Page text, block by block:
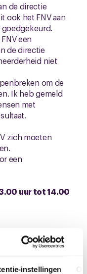
instellingen
de directie
ook het FNV aan
goedgekeurd.
een
de directie
niet
om de
Ik heb gemeld
met
zich moeten
een
uur tot 14.00
mensen
zijn om
zijn. Je
Je kan ook